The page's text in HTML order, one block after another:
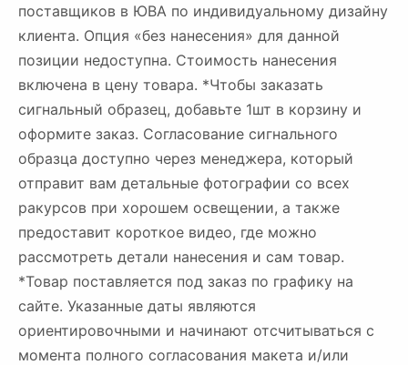
поставщиков в ЮВА по индивидуальному дизайну
клиента. Опция «без нанесения» для данной
позиции недоступна. Стоимость нанесения
включена в цену товара. *Чтобы заказать
сигнальный образец, добавьте 1шт в корзину и
оформите заказ. Согласование сигнального
образца доступно через менеджера, который
отправит вам детальные фотографии со всех
ракурсов при хорошем освещении, а также
предоставит короткое видео, где можно
рассмотреть детали нанесения и сам товар.
*Товар поставляется под заказ по графику на
сайте. Указанные даты являются
ориентировочными и начинают отсчитываться с
момента полного согласования макета и/или